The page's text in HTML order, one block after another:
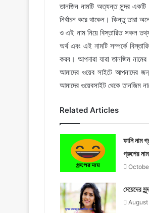
তানজিন নামটি অত্যন্ত সুন্দর
নির্বাচন করে থাকেন। কিন্তু তারা
ও এই নাম নিয়ে বিস্তারিত সকল
অর্থ এবং এই নামটি সম্পর্কে
করব। আপনারা যারা তানজিম
আমাদের ওয়েব সাইটে আপনাদের
আমাদের ওয়েবসাইট থেকে তানজিম
Related Articles
ফানি নাম
গ্রুপের নাম
মেয়েদের